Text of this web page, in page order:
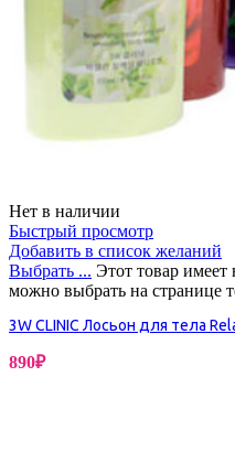
Нет в наличии
Быстрый просмотр
Добавить в список желаний
Выбрать ... Этот товар
можно выбрать на странице
3W CLINIC Лосьон для тела
890₽